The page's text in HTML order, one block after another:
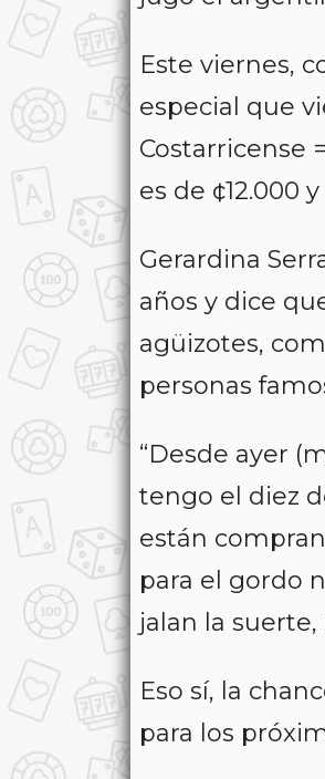
Este viernes,
especial que
Costarricense
es de ¢12.000
Gerardina
años y dice
agüizotes,
personas
“Desde ayer
tengo el diez
están
para el gordo
jalan la
Eso sí, la
para los